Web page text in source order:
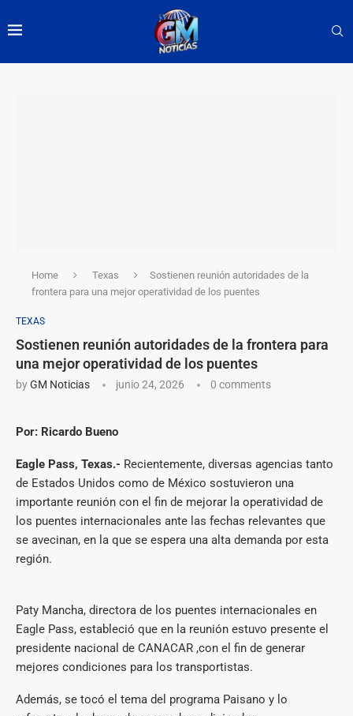
Home Texas
Sostienen reunión autoridades de la
frontera para una mejor operatividad de los puentes
TEXAS
Sostienen reunión autoridades de la frontera para
una mejor operatividad de los puentes
byGM Noticias junio 24, 2026 0 comments
Por: Ricardo Bueno
Eagle Pass, Texas.- Recientemente, diversas agencias tanto
de Estados Unidos como de México sostuvieron una
importante reunión con el fin de mejorar la operatividad de
los puentes internacionales ante las fechas relevantes que
se avecinan, en la que se espera una alta demanda por esta
región.
Paty Mancha, directora de los puentes internacionales en
Eagle Pass, estableció que en la reunión estuvo presente el
presidente nacional de CANACAR ,con el fin de generar
mejores condiciones para los transportistas.
Además, se tocó el tema del programa Paisano y lo